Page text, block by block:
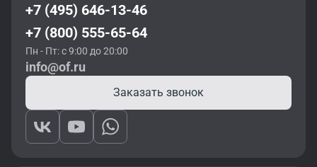
паркинги. Посетители также могут воспользоваться наземной
парковкой.
Собственник предлагает помещения, готовые к ремонту, и
варианты с отделкой из натуральных материалов. В
зависимости от потребностей, можно купить офис с
эргономичным современным дизайном или со свободной
планировкой. Стоимость недвижимости в «Москва-Сити»
зависит от площади, этажа, местоположения, типа
+7 (495) 646-13-46
+7 (800) 555-65-64
Пн - Пт: с 9:00 до 20:00
info@of.ru
Заказать звонок